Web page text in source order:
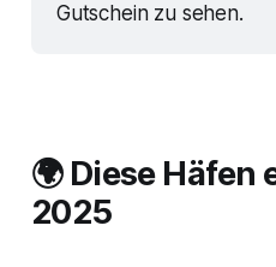
Gutschein zu sehen.
🌍 Diese
2025